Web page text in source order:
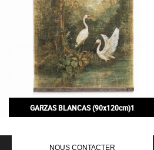
GARZAS BLANCAS (90x120cm)1
NOUS CONTACTER